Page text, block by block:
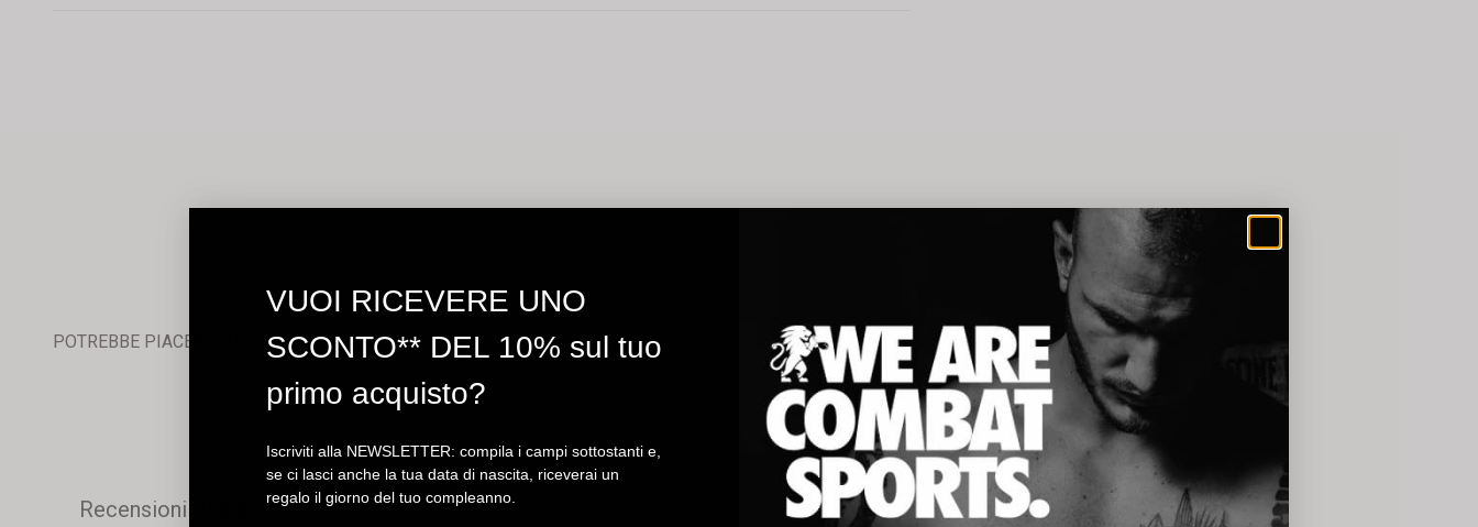
POTREBBE PIACERTI ANCHE
Recensioni Clienti
VUOI RICEVERE UNO
SCONTO** DEL 10% sul tuo
primo acquisto?
Iscriviti alla NEWSLETTER: compila i campi sottostanti e,
se ci lasci anche la tua data di nascita, riceverai un
regalo il giorno del tuo compleanno.